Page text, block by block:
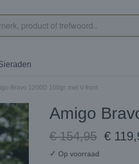
Bravo 1200D 100gr. met V-front
Amigo
€ 154,95 €
✓ Op voorraad